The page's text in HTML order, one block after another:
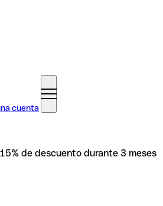
cuenta
de descuento durante 3 meses